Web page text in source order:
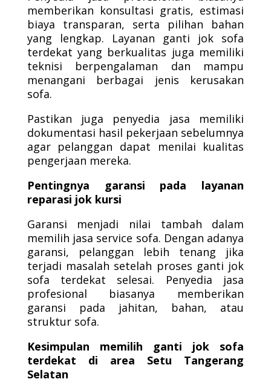
memberikan konsultasi gratis, estimasi
biaya transparan, serta pilihan bahan
yang lengkap. Layanan ganti jok sofa
terdekat yang berkualitas juga memiliki
teknisi berpengalaman dan mampu
menangani berbagai jenis kerusakan
sofa.
Pastikan juga penyedia jasa memiliki
dokumentasi hasil pekerjaan sebelumnya
agar pelanggan dapat menilai kualitas
pengerjaan mereka.
Pentingnya garansi pada layanan
reparasi jok kursi
Garansi menjadi nilai tambah dalam
memilih jasa service sofa. Dengan adanya
garansi, pelanggan lebih tenang jika
terjadi masalah setelah proses ganti jok
sofa terdekat selesai. Penyedia jasa
profesional biasanya memberikan
garansi pada jahitan, bahan, atau
struktur sofa.
Kesimpulan memilih ganti jok sofa
terdekat di area Setu Tangerang
Selatan